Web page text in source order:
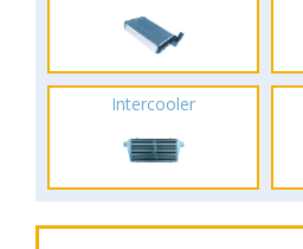
Intercooler